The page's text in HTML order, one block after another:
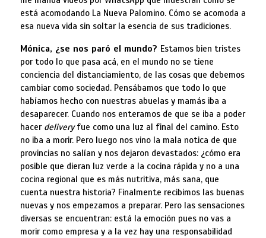
está acomodando La Nueva Palomino. Cómo se acomoda a
esa nueva vida sin soltar la esencia de sus tradiciones.
Mónica, ¿se nos paró el mundo? Estamos bien tristes
por todo lo que pasa acá, en el mundo no se tiene
conciencia del distanciamiento, de las cosas que debemos
cambiar como sociedad. Pensábamos que todo lo que
habíamos hecho con nuestras abuelas y mamás iba a
desaparecer. Cuando nos enteramos de que se iba a poder
hacer deliveryfue como una luz al final del camino. Esto
no iba a morir. Pero luego nos vino la mala notica de que
provincias no salían y nos dejaron devastados: ¿cómo era
posible que dieran luz verde a la cocina rápida y no a una
cocina regional que es más nutritiva, más sana, que
cuenta nuestra historia? Finalmente recibimos las buenas
nuevas y nos empezamos a preparar. Pero las sensaciones
diversas se encuentran: está la emoción pues no vas a
morir como empresa y a la vez hay una responsabilidad